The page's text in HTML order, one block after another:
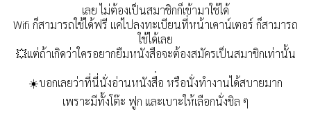
เลย ไม่ต้องเป็นสมาชิกก็เข้ามาใช้ได้
Wifi ก็สามารถใช้ได้ฟรี แค่ไปลงทะเบียนที่หน้าเคาน์เตอร์ ก็สามารถ
ใช้ได้เลย
💥แต่ถ้าเกิดว่าใครอยากยืมหนังสือจะต้องสมัครเป็นสมาชิกเท่านั้น
.
☀️บอกเลยว่าที่นี่นั่งอ่านหนังสือ หรือนั่งทำงานได้สบายมาก
เพราะมีทั้งโต๊ะ ฟูก และเบาะให้เลือกนั่งชิล ๆ